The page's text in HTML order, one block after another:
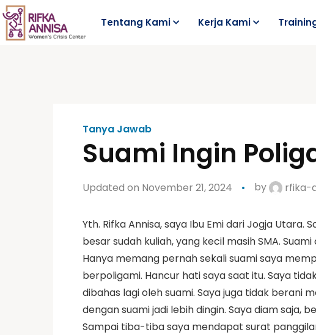
Tentang Kami Kerja Kami
Tanya Jawab
Suami Ingin
Updated on November 21, 2024 by rfika-
Yth. Rifka Annisa, saya Ibu Emi dari Jogja
besar sudah kuliah, yang kecil masih SMA.
Hanya memang pernah sekali suami saya
berpoligami. Hancur hati saya saat itu. Saya
dibahas lagi oleh suami. Saya juga tidak berani
dengan suami jadi lebih dingin. Saya diam
Sampai tiba-tiba saya mendapat surat